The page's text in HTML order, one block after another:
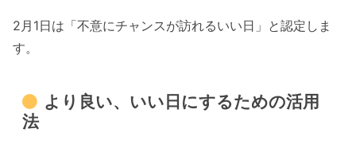
2月1日は「不意にチャンスが訪れるいい日」と認定しま
す。
より良い、いい日にするための活用
法